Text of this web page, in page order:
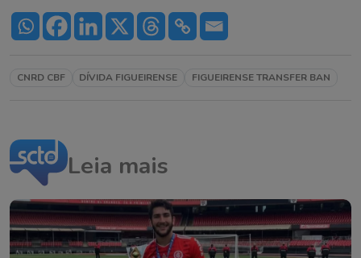
CNRD CBF DÍVIDA FIGUEIRENSE FIGUEIRENSE TRANSFER BAN
Leia mais